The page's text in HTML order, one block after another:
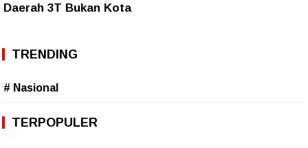
Daerah 3T Bukan Kota
TRENDING
# Nasional
TERPOPULER